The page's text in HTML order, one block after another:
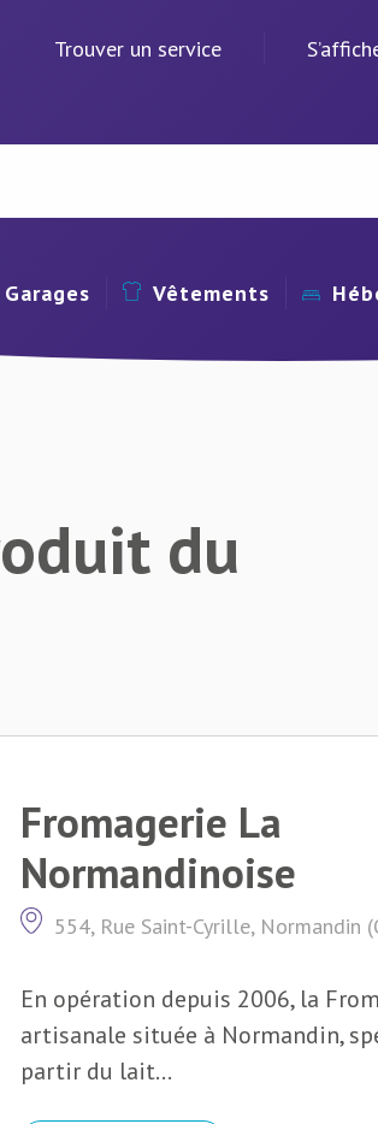
Trouver un service
Garages Vêtements
du
Fromagerie La
Normandinoise
554, Rue Saint-Cyrille, Normandin
En opération depuis 2006, la
artisanale située à Normandin,
partir du lait...